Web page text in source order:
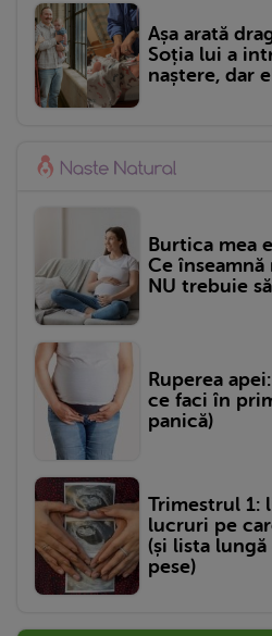
Așa arată
Soția lui a
naștere, dar
Burtica mea
Ce înseamnă
NU trebuie
Ruperea
ce faci în
panică)
Trimestrul 1:
lucruri pe
(și lista
pese)